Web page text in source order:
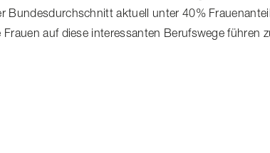
Bundes­durch­schnitt aktuell unter 40%
auf diese interessanten Berufswege führen